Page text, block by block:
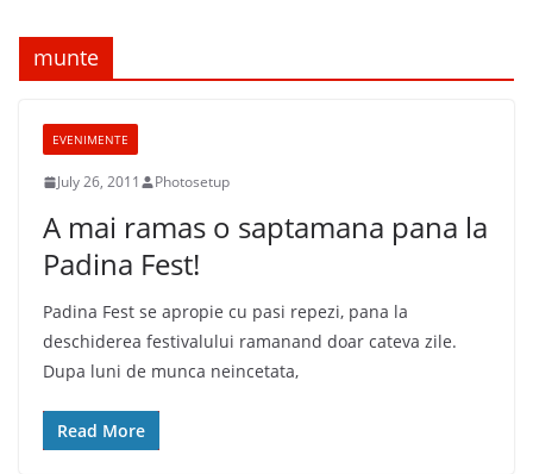
munte
EVENIMENTE
July 26, 2011 Photosetup
A mai ramas o saptamana pana la
Padina Fest!
Padina Fest se apropie cu pasi repezi, pana la
deschiderea festivalului ramanand doar cateva zile.
Dupa luni de munca neincetata,
Read More